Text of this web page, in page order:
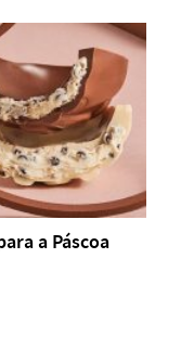
a Páscoa